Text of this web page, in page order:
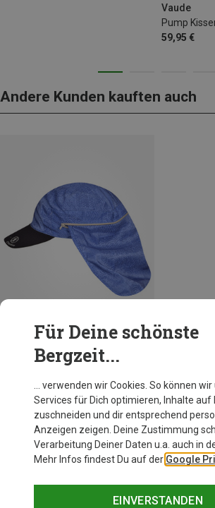
Vaude
Pump
59,95 €
Andere Kunden kauften auch
Zuma Zip-in Cap
ONE SIZE
Für Deine schönste
Bergzeit...
… verwenden wir Cookies. So können wir
Services für Dich optimieren, Inhalte auf
zuschneiden und dir entsprechend
Anzeigen zeigen. Deine Zustimmung
Verarbeitung Deiner Daten u.a. auch in
Mehr Infos findest Du auf der Google
EINVERSTANDEN